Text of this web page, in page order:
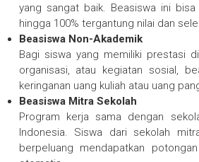
yang sangat baik. Beasiswa ini bisa
hingga 100% tergantung nilai dan
Beasiswa Non-Akademik
Bagi siswa yang memiliki prestasi
organisasi, atau kegiatan sosial,
keringanan uang kuliah atau uang
Beasiswa Mitra Sekolah
Program kerja sama dengan
Indonesia. Siswa dari sekolah
berpeluang mendapatkan